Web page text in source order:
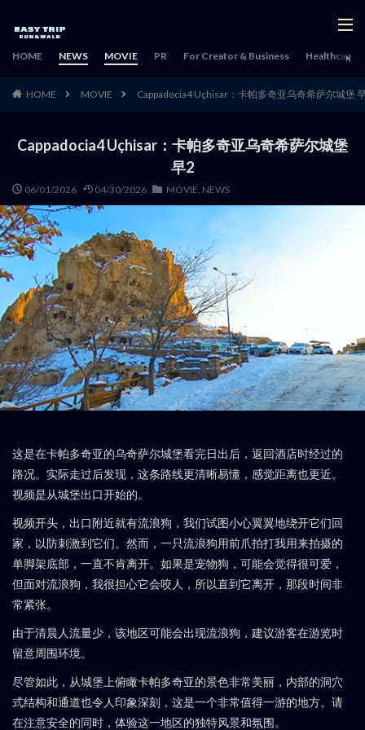
HOME NEWS MOVIE PR For Creator & Business Healthcare
HOME MOVIE Cappadocia4 Uçhisar：卡帕多奇亚乌奇希萨尔城堡
Cappadocia4 Uçhisar：卡帕多奇亚乌奇希萨尔城堡
早2
06/01/2026 04/30/2026 MOVIE, NEWS
这是在卡帕多奇亚的乌奇萨尔城堡看完日出后，返回酒店时经过的
路况。实际走过后发现，这条路线更清晰易懂，感觉距离也更近。
视频是从城堡出口开始的。
视频开头，出口附近就有流浪狗，我们试图小心翼翼地绕开它们回
家，以防刺激到它们。然而，一只流浪狗用前爪拍打我用来拍摄的
单脚架底部，一直不肯离开。如果是宠物狗，可能会觉得很可爱，
但面对流浪狗，我很担心它会咬人，所以直到它离开，那段时间非
常紧张。
由于清晨人流量少，该地区可能会出现流浪狗，建议游客在游览时
留意周围环境。
尽管如此，从城堡上俯瞰卡帕多奇亚的景色非常美丽，内部的洞穴
式结构和通道也令人印象深刻，这是一个非常值得一游的地方。请
在注意安全的同时，体验这一地区的独特风景和氛围。